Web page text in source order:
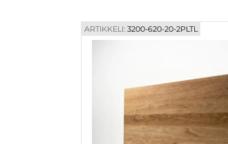
ARTIKKELI: 3200-620-20-2PLTL